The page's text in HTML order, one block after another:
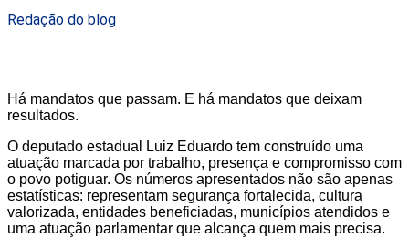
Redação do blog
Há mandatos que passam. E há mandatos que deixam
resultados.
O deputado estadual Luiz Eduardo tem construído uma
atuação marcada por trabalho, presença e compromisso com
o povo potiguar. Os números apresentados não são apenas
estatísticas: representam segurança fortalecida, cultura
valorizada, entidades beneficiadas, municípios atendidos e
uma atuação parlamentar que alcança quem mais precisa.